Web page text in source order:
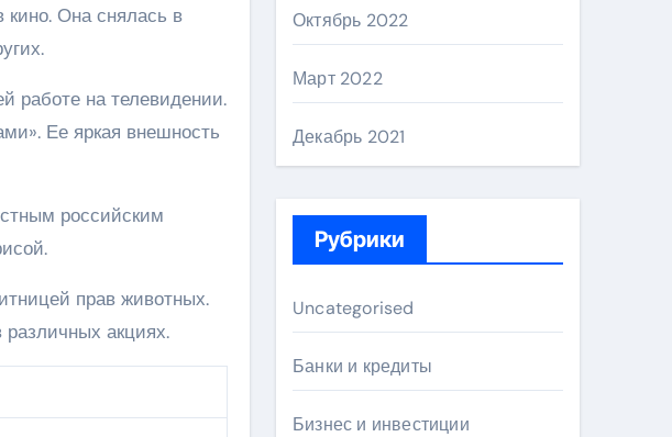
кино. Она снялась в
работе на телевидении.
Ее яркая внешность
российским
прав животных.
различных акциях.
Октябрь 2022
Март 2022
Декабрь 2021
Рубрики
Uncategorised
Банки и кредиты
Бизнес и инвестиции